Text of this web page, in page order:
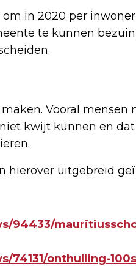
in 2020 per
te kunnen
Vooral
kwijt kunnen en
hierover uitgebreid
94433/
74131/onthulling-